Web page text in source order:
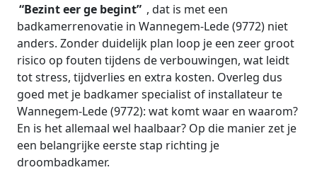
“Bezint eer ge begint” , dat is met een
badkamerrenovatie in Wannegem-Lede (9772) niet
anders. Zonder duidelijk plan loop je een zeer groot
risico op fouten tijdens de verbouwingen, wat leidt
tot stress, tijdverlies en extra kosten. Overleg dus
goed met je badkamer specialist of installateur te
Wannegem-Lede (9772): wat komt waar en waarom?
En is het allemaal wel haalbaar? Op die manier zet je
een belangrijke eerste stap richting je
droombadkamer.